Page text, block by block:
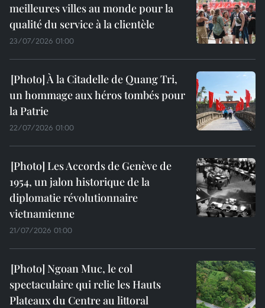
meilleures villes au monde pour la
qualité du service à la clientèle
23/07/2026 01:00
À la Citadelle de Quang Tri,
un hommage aux héros tombés pour
la Patrie
22/07/2026 01:00
Les Accords de Genève de
1954, un jalon historique de la
diplomatie révolutionnaire
vietnamienne
21/07/2026 01:00
Ngoan Muc, le col
spectaculaire qui relie les Hauts
Plateaux du Centre au littoral